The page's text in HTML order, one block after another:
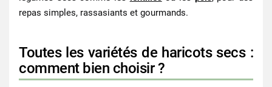
repas simples, rassasiants et gourmands.
Toutes les variétés de haricots secs :
comment bien choisir ?